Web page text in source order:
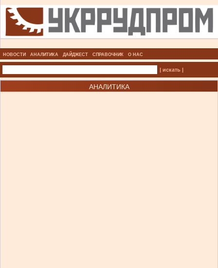
НОВОСТИ АНАЛИТИКА ДАЙДЖЕСТ СПРАВОЧНИК О НАС
| искать |
АНАЛИТИКА